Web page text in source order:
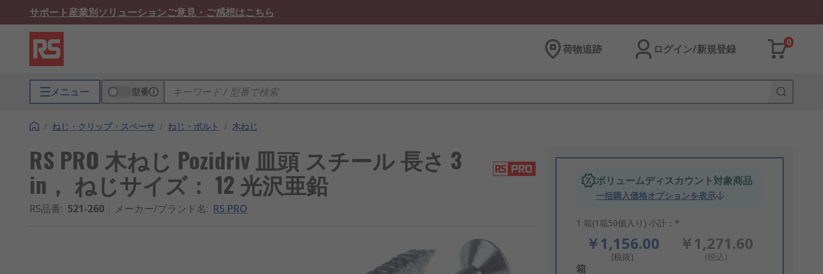
サポート産業別ソリューションご意見・ご感想はこちら
荷物追跡 ログイン/新規登録
0
メニュー 型番
/ ねじ・クリップ・スペーサ / ねじ・ボルト / 木ねじ
RS PRO 木ねじ Pozidriv 皿頭 スチール 長さ 3
in， ねじサイズ： 12 光沢亜鉛
RS品番: 521-260 メーカー/ブランド名: RS PRO
ボリュームディスカウント対象商品
一括購入価格オプションを表示
1 箱(1箱50個入り) 小計：*
￥1,156.00
(税抜)
￥1,271.60
(税込)
Add
箱